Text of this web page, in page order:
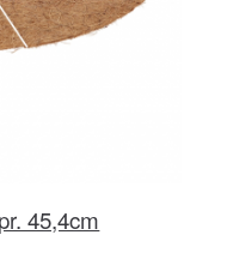
45,4cm